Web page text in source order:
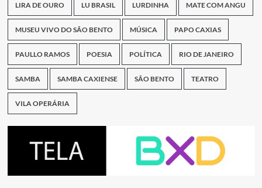
LIRA DE OURO LU BRASIL LURDINHA MATE COM ANGU
MUSEU VIVO DO SÃO BENTO MÚSICA PAPO CAXIAS
PAULLO RAMOS POESIA POLÍTICA RIO DE JANEIRO
SAMBA SAMBA CAXIENSE SÃO BENTO TEATRO
VILA OPERÁRIA